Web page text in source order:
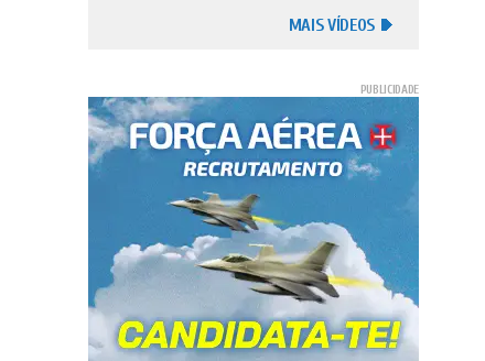
MAIS VÍDEOS